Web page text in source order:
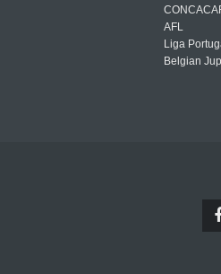
AFL
Liga
Belgian